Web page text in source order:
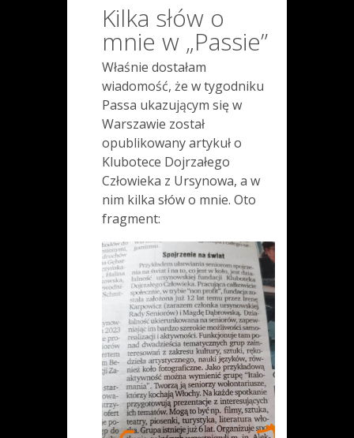
Kilka słów o
mnie w „Passie”
Właśnie dostałam
wiadomość, że w tygodniku
Passa ukazującym się w
Warszawie został
opublikowany artykuł o
Klubotece Dojrzałego
Człowieka z Ursynowa, a w
nim kilka słów o mnie. Oto
fragment: